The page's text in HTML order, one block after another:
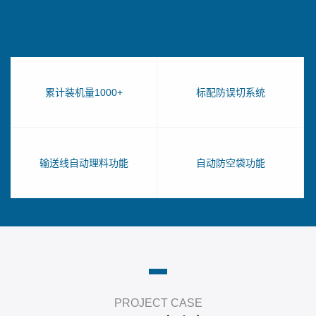
累计装机量1000+ 标配防误切系统
输送线自动理料功能 自动防空袋功能
PROJECT CASE